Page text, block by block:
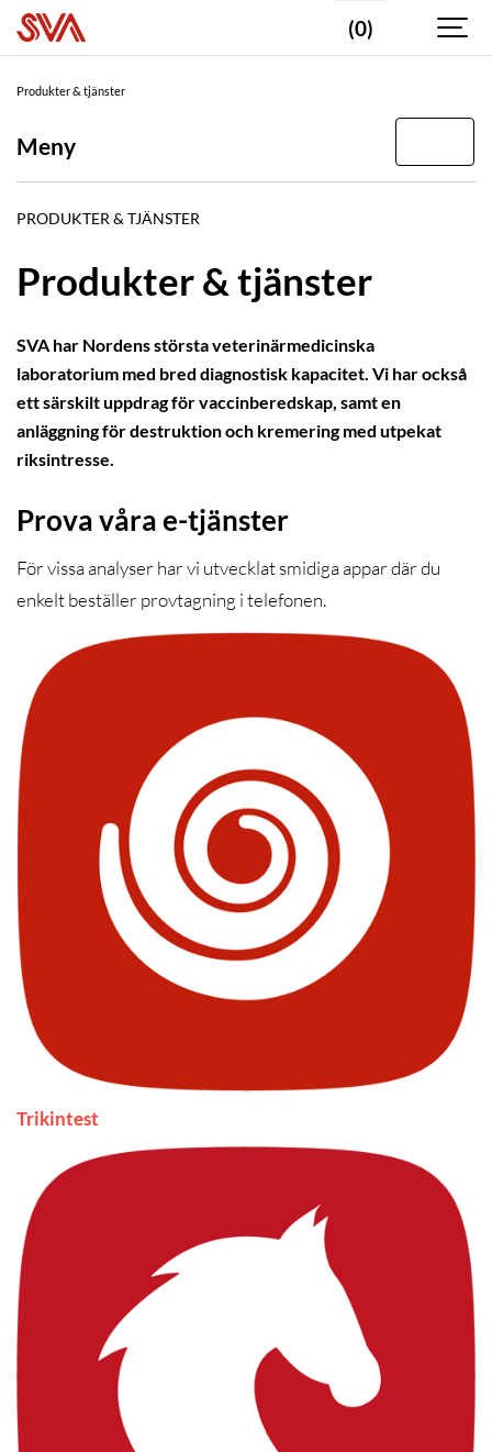
(0)
Produkter & tjänster
Meny
PRODUKTER & TJÄNSTER
Produkter & tjänster
SVA har Nordens största veterinärmedicinska
laboratorium med bred diagnostisk kapacitet. Vi har också
ett särskilt uppdrag för vaccinberedskap, samt en
anläggning för destruktion och kremering med utpekat
riksintresse.
Prova våra e-tjänster
För vissa analyser har vi utvecklat smidiga appar där du
enkelt beställer provtagning i telefonen.
Trikintest